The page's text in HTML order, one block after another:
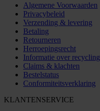
Algemene Voorwaarden
Privacybeleid
Verzending & levering
Betaling
Retourneren
Herroepingsrecht
Informatie over recycling
Claims & klachten
Bestelstatus
Conformiteitsverklaring
KLANTENSERVICE